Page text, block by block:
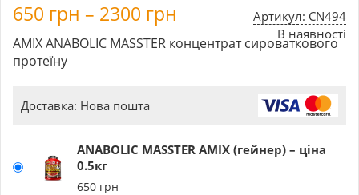
Артикул: CN494
В наявності
650 грн – 2300 грн
AMIX ANABOLIC MASSTER концентрат сироваткового
протеїну
Доставка: Нова пошта
ANABOLIC MASSTER AMIX (гейнер) – ціна
0.5кг
650 грн